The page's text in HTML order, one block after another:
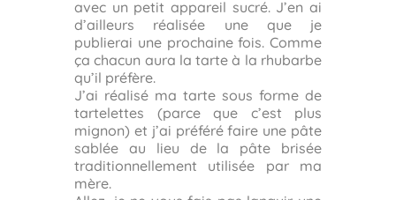
avec un petit appareil sucré. J’en ai
d’ailleurs réalisée une que je
publierai une prochaine fois. Comme
ça chacun aura la tarte à la rhubarbe
qu’il préfère.
J’ai réalisé ma tarte sous forme de
tartelettes (parce que c’est plus
mignon) et j’ai préféré faire une pâte
sablée au lieu de la pâte brisée
traditionnellement utilisée par ma
mère.